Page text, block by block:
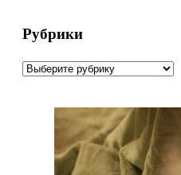
Рубрики
Рубрики